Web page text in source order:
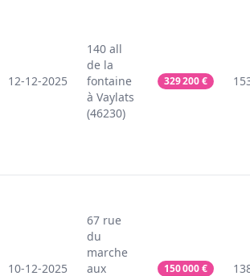
12-12-2025
140 all
de la
fontaine
à Vaylats
(46230)
329 200€
10-12-2025
67 rue
du
marche
aux
150 000€